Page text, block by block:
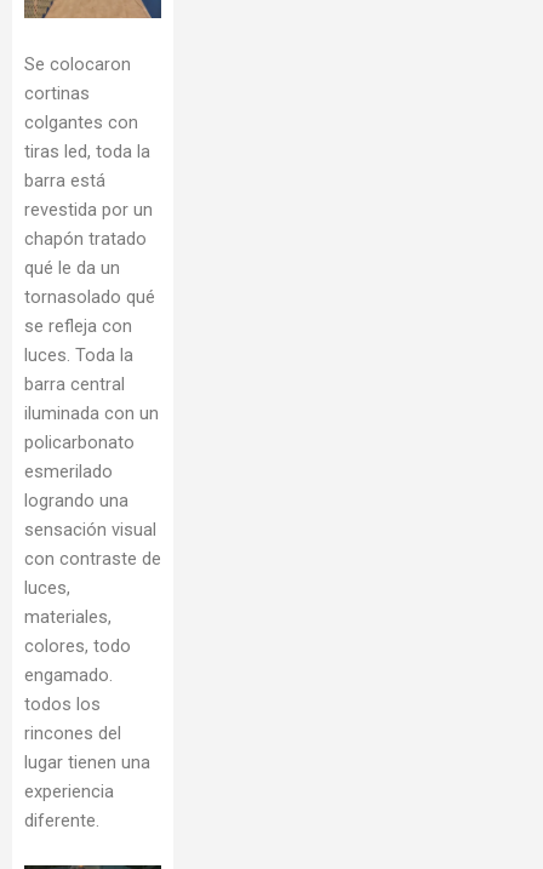
Se colocaron
cortinas
colgantes con
tiras led, toda la
barra está
revestida por un
chapón tratado
qué le da un
tornasolado qué
se refleja con
luces. Toda la
barra central
iluminada con un
policarbonato
esmerilado
logrando una
sensación visual
con contraste de
luces,
materiales,
colores, todo
engamado.
todos los
rincones del
lugar tienen una
experiencia
diferente.